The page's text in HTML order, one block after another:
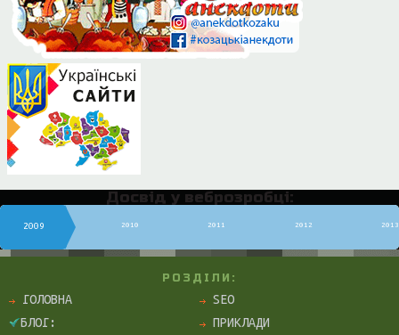
Досвід у веброзробці:
2010 2011 2012 2013
2009
РОЗДІЛИ:
ГОЛОВНА
БЛОГ:
SEO
ПРИКЛАДИ